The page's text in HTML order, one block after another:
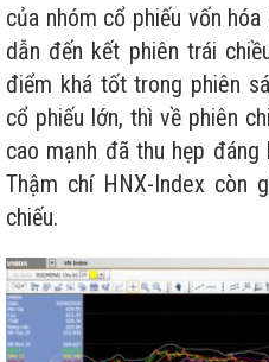
của nhóm cổ phiếu vốn
dẫn đến kết phiên trái
điểm khá tốt trong phiên
cổ phiếu lớn, thì về phiên
cao mạnh đã thu hẹp
Thậm chí HNX-Index còn
chiếu.